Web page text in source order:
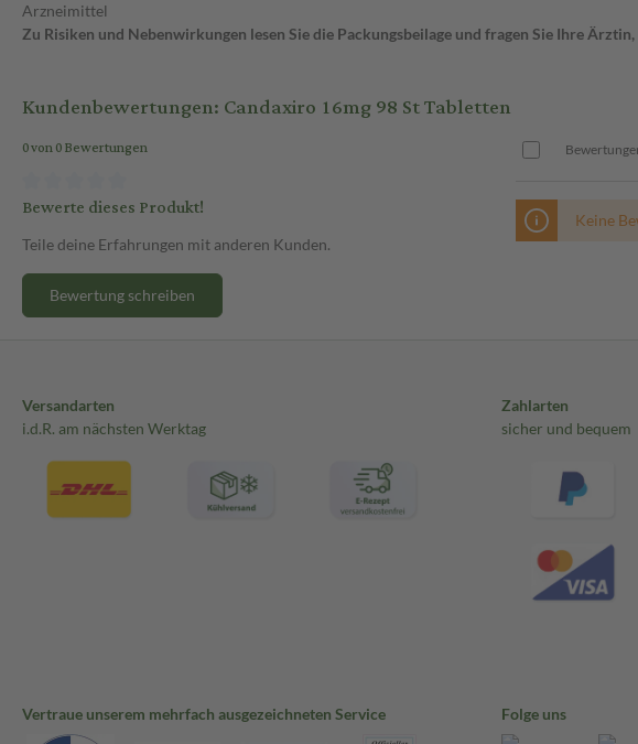
Arzneimittel
Zu Risiken und Nebenwirkungen lesen Sie die Packungsbeilage und fragen Sie Ihre
Kundenbewertungen: Candaxiro 16mg 98 St Tabletten
0 von 0 Bewertungen
Bewerte dieses Produkt!
Teile deine Erfahrungen mit anderen Kunden.
Bewertung schreiben
Keine
Versandarten
i.d.R. am nächsten Werktag
Zahlarten
sicher und bequem
Vertraue unserem mehrfach ausgezeichneten Service Folge uns